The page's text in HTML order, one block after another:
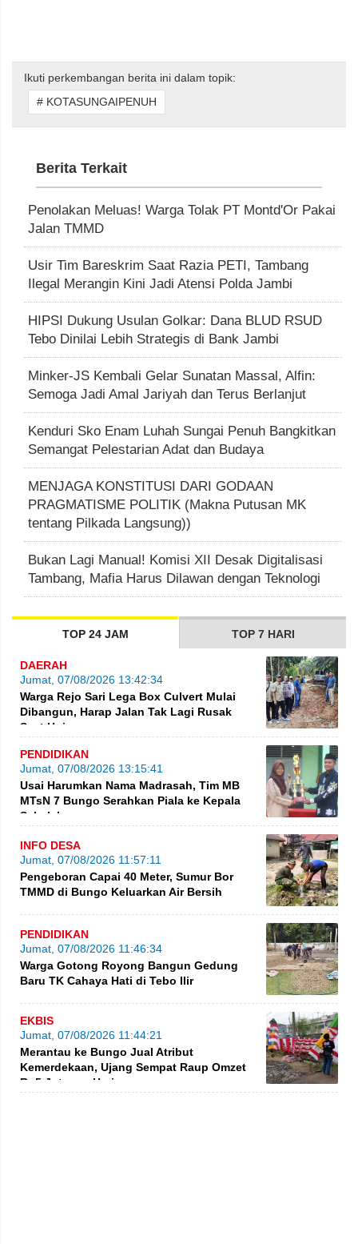
Ikuti perkembangan berita ini dalam topik:
# KOTASUNGAIPENUH
Berita Terkait
Penolakan Meluas! Warga Tolak PT Montd'Or Pakai
Jalan TMMD
Usir Tim Bareskrim Saat Razia PETI, Tambang
Ilegal Merangin Kini Jadi Atensi Polda Jambi
HIPSI Dukung Usulan Golkar: Dana BLUD RSUD
Tebo Dinilai Lebih Strategis di Bank Jambi
Minker-JS Kembali Gelar Sunatan Massal, Alfin:
Semoga Jadi Amal Jariyah dan Terus Berlanjut
Kenduri Sko Enam Luhah Sungai Penuh Bangkitkan
Semangat Pelestarian Adat dan Budaya
MENJAGA KONSTITUSI DARI GODAAN
PRAGMATISME POLITIK (Makna Putusan MK
tentang Pilkada Langsung))
Bukan Lagi Manual! Komisi XII Desak Digitalisasi
Tambang, Mafia Harus Dilawan dengan Teknologi
TOP 24 JAM TOP 7 HARI
DAERAH
Jumat, 07/08/2026 13:42:34
Warga Rejo Sari Lega Box Culvert Mulai
Dibangun, Harap Jalan Tak Lagi Rusak
Saat Hujan
PENDIDIKAN
Jumat, 07/08/2026 13:15:41
Usai Harumkan Nama Madrasah, Tim MB
MTsN 7 Bungo Serahkan Piala ke Kepala
Sekolah
INFO DESA
Jumat, 07/08/2026 11:57:11
Pengeboran Capai 40 Meter, Sumur Bor
TMMD di Bungo Keluarkan Air Bersih
PENDIDIKAN
Jumat, 07/08/2026 11:46:34
Warga Gotong Royong Bangun Gedung
Baru TK Cahaya Hati di Tebo Ilir
EKBIS
Jumat, 07/08/2026 11:44:21
Merantau ke Bungo Jual Atribut
Kemerdekaan, Ujang Sempat Raup Omzet
Rp5 Juta per Hari